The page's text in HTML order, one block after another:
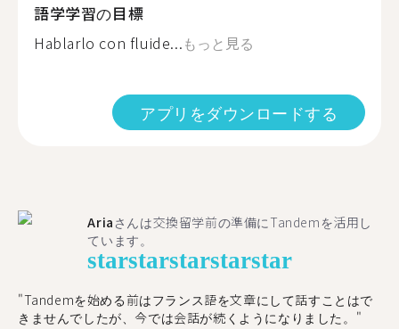
語学学習の目標
Hablarlo con fluide...もっと見る
アプリをダウンロードする
Aria さんは交換留学前の準備にTandemを活用し
ています。
starstarstarstarstar
"​​Tandemを始める前はフランス語を文章にして話すことはで
きませんでしたが、今では会話が続くようになりました。"